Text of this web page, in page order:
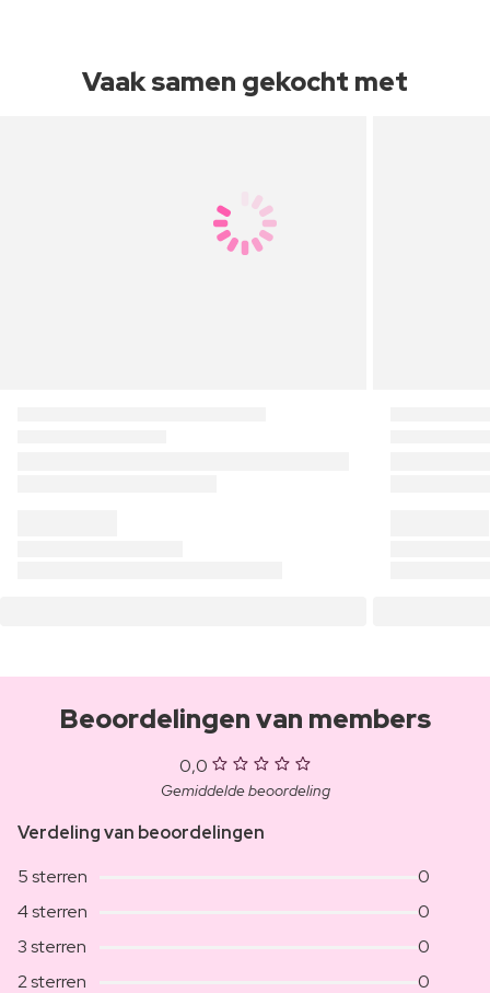
Vaak samen gekocht met
Beoordelingen van members
0,0
Gemiddelde beoordeling
Verdeling van beoordelingen
5 sterren
0
4 sterren
0
3 sterren
0
2 sterren
0